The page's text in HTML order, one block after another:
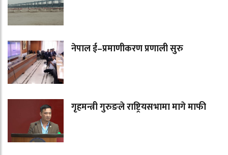
नेपाल ई–प्रमाणीकरण प्रणाली सुरु
गृहमन्त्री गुरुङले राष्ट्रियसभामा मागे माफी